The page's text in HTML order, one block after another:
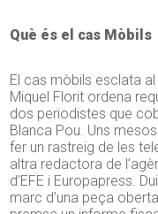
Què és el cas Mòbils
El cas mòbils esclata
Miquel Florit ordena
dos periodistes que
Blanca Pou. Uns
fer un rastreig de les
altra redactora de
d’EFE i Europapress.
marc d’una peça